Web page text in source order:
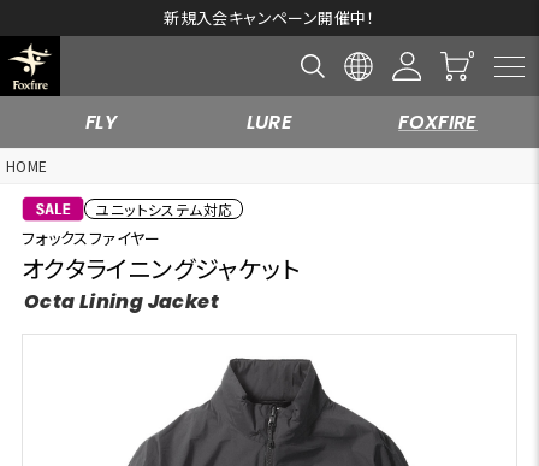
新規入会キャンペーン開催中！
FLY LURE FOXFIRE
HOME
ユニットシステム対応
フォックスファイヤー
オクタライニングジャケット
Octa Lining Jacket